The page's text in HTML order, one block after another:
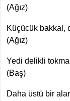
(Ağız)
Küçücük bakkal,
(Ağız)
Yedi delikli
(Baş)
Daha üstü bir